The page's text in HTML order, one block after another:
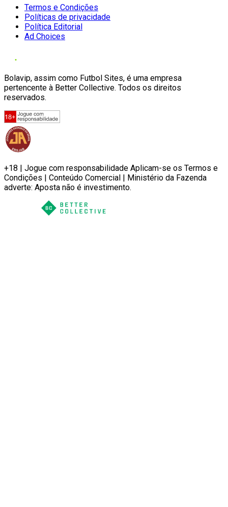
Termos e Condições
Políticas de privacidade
Política Editorial
Ad Choices
Bolavip, assim como Futbol Sites, é uma empresa
pertencente à Better Collective. Todos os direitos
reservados.
+18 | Jogue com responsabilidade Aplicam-se os Termos e
Condições | Conteúdo Comercial | Ministério da Fazenda
adverte: Aposta não é investimento.